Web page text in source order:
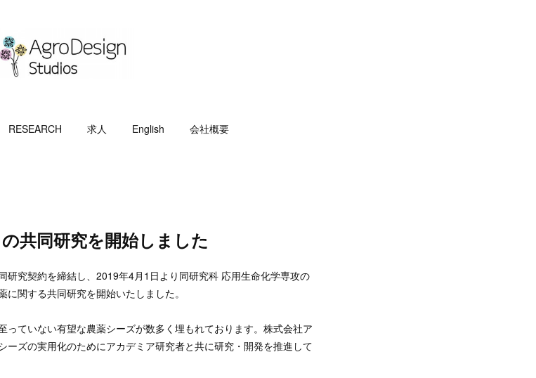
RESEARCH 求人 English 会社概要
共同研究を開始しました
研究契約を締結し、2019年4月1日より同研究科 応用生命化学専攻の
関する共同研究を開始いたしました。
ていない有望な農薬シーズが数多く埋もれております。株式会社ア
ーズの実用化のためにアカデミア研究者と共に研究・開発を推進して